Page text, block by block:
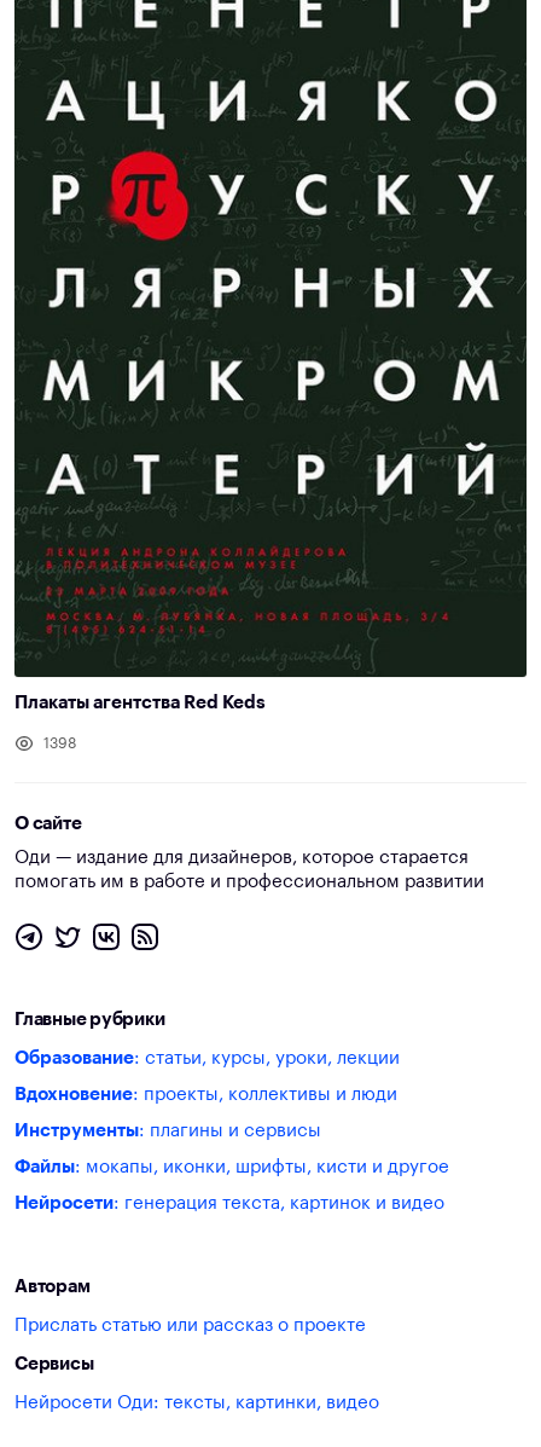
Плакаты агентства Red Keds
1398
О сайте
Оди — издание для дизайнеров, которое старается
помогать им в работе и профессиональном развитии
Главные рубрики
Образование: статьи, курсы, уроки, лекции
Вдохновение: проекты, коллективы и люди
Инструменты: плагины и сервисы
Файлы: мокапы, иконки, шрифты, кисти и другое
Нейросети: генерация текста, картинок и видео
Авторам
Прислать статью или рассказ о проекте
Сервисы
Нейросети Оди: тексты, картинки, видео